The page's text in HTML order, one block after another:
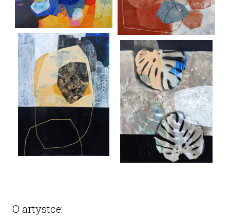
O artystce: